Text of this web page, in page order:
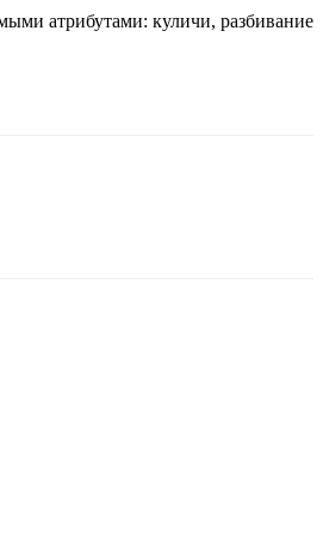
атрибутами: куличи, разбивание